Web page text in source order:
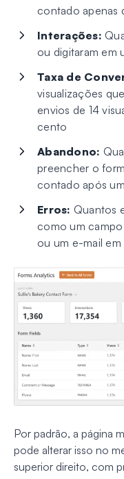
contado apenas
Interações:
ou digitaram em
Taxa de
visualizações
envios de 14
cento
Abandono:
preencher o
contado após
Erros: Quantos
como um
ou um e-mail
Por padrão, a página
pode alterar isso no
superior direito, com